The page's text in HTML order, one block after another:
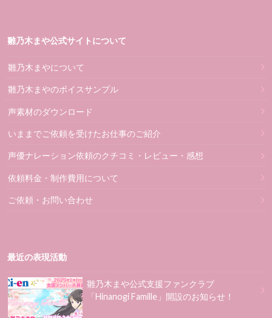
雛乃木まや公式サイトについて
雛乃木まやについて
雛乃木まやのボイスサンプル
声素材のダウンロード
いままでご依頼を受けたお仕事のご紹介
声優ナレーション依頼のクチコミ・レビュー・感想
依頼料金・制作費用について
ご依頼・お問い合わせ
最近の表現活動
雛乃木まや公式支援ファンクラブ
「Hinanogi Famille」開設のお知らせ！